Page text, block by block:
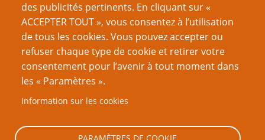
des publicités pertinents. En cliquant sur «
ACCEPTER TOUT », vous consentez à l’utilisation
de tous les cookies. Vous pouvez accepter ou
refuser chaque type de cookie et retirer votre
consentement pour l’avenir à tout moment dans
les « Paramètres ».
Information sur les cookies
Mot de passe
Réinitialiser votre mot de passe